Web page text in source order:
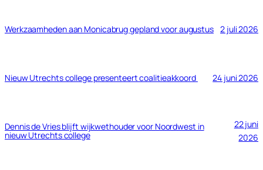
Werkzaamheden aan Monicabrug gepland voor augustus 2 juli 2026
Nieuw Utrechts college presenteert coalitieakkoord 24 juni 2026
Dennis de Vries blijft wijkwethouder voor Noordwest in
nieuw Utrechts college
22 juni
2026